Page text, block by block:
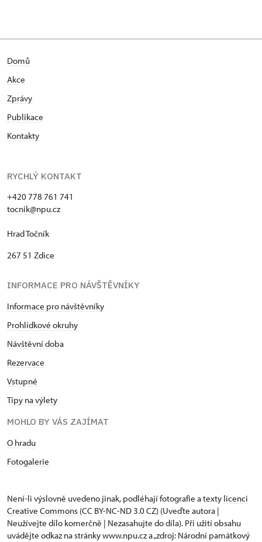
Domů
Akce
Zprávy
Publikace
Kontakty
RYCHLÝ KONTAKT
+420 778 761 741
tocnik@npu.cz
Hrad Točník
267 51 Zdice
INFORMACE PRO NÁVŠTĚVNÍKY
Informace pro návštěvníky
Prohlídkové okruhy
Návštěvní doba
Rezervace
Vstupné
Tipy na výlety
MOHLO BY VÁS ZAJÍMAT
O hradu
Fotogalerie
Není-li výslovně uvedeno jinak, podléhají fotografie a texty licenci
Creative Commons (CC BY-NC-ND 3.0 CZ) (Uveďte autora |
Neužívejte dílo komerčně | Nezasahujte do díla). Při užití obsahu
uvádějte odkaz na stránky www.npu.cz a „zdroj: Národní památkový